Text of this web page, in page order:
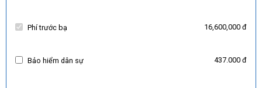
Phí trước bạ 16,600,000 đ
Bảo hiểm dân sự 437.000 đ